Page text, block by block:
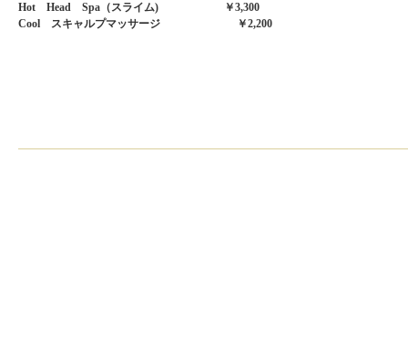
Hot Head Spa（スライム) ￥3,300
Cool スキャルプマッサージ
￥2,200